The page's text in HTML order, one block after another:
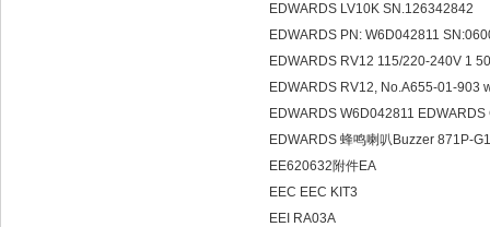
EDWARDS LV10K SN.126342842
EDWARDS PN: W6D042811
EDWARDS RV12 115/220-240V 1
EDWARDS RV12, No.A655-01-903
EDWARDS W6D042811 EDWARDS
EDWARDS 蜂鸣喇叭Buzzer 871P-G1
EE620632附件EA
EEC EEC KIT3
EEI RA03A